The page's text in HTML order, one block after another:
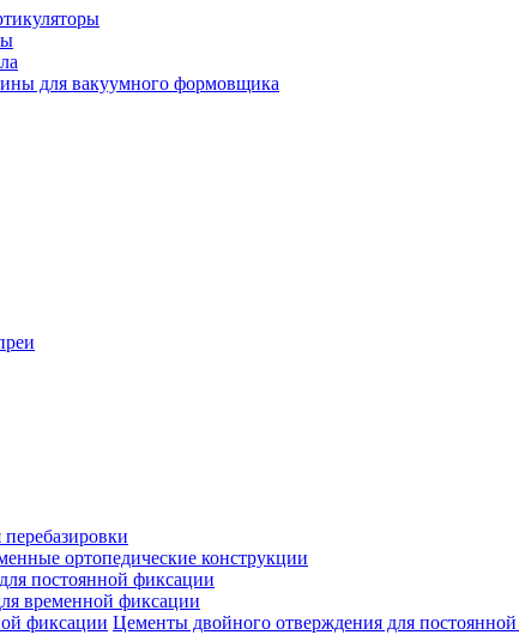
для вакуумного формовщика
ортопедические конструкции
постоянной фиксации
временной фиксации
Цементы двойного отверждения для